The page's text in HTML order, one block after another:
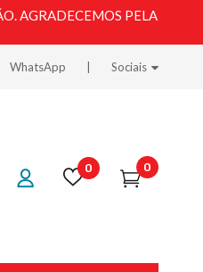
AGRADECEMOS PELA
WhatsApp Sociais
0 0